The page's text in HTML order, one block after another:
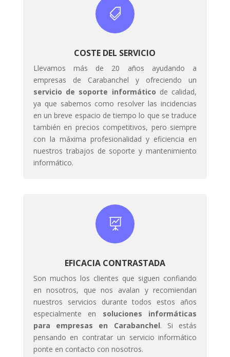

COSTE DEL SERVICIO
Llevamos más de 20 años ayudando a
empresas de Carabanchel y ofreciendo un
servicio de soporte informático de calidad,
ya que sabemos como resolver las incidencias
en un breve espacio de tiempo lo que se traduce
también en precios competitivos, pero siempre
con la máxima profesionalidad y eficiencia en
nuestros trabajos de soporte y mantenimiento
informático.

EFICACIA CONTRASTADA
Son muchos los clientes que siguen confiando
en nosotros, que nos avalan y recomiendan
nuestros servicios durante todos estos años
especialmente en soluciones informáticas
para empresas en Carabanchel. Si estás
pensando en contratar un servicio informático
ponte en contacto con nosotros.